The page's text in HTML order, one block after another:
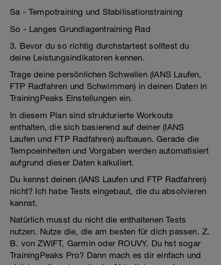
Sa - Tempotraining und Stabilisationstraining
So - Langes Grundlagentraining Rad
3. Bevor du so richtig durchstartest solltest du
deine Leistungsindikatoren kennen.
Trage deine persönlichen Schwellen (IANS Laufen,
FTP Radfahren und Schwimmen) in deinen Daten in
TrainingPeaks Einstellungen ein.
In diesem Plan sind strukturierte Workouts
enthalten, die sich basierend auf deiner (IANS
Laufen und FTP Radfahren) aufbauen. Gerade die
Tempoeinheiten und Vorgaben werden automatisiert
aufgrund dieser Daten kalkuliert.
Du kennst deinen (IANS Laufen und FTP Radfahren)
nicht? Ich habe Tests eingebaut, die du absolvieren
kannst.
Natürlich musst du nicht die enthaltenen Tests
nutzen. Nutze die, die am besten für dich passen. Z.
B. von ZWIFT, Garmin oder ROUVY. Du hst sogar
TrainingPeaks Pro? Dann mach es dir einfach und